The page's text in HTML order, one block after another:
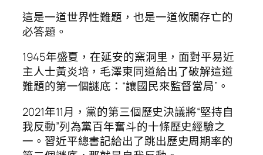
這是一道世界性難題，也是一道攸關存亡的
必答題。
1945年盛夏，在延安的窯洞里，面對平易近
主人士黃炎培，毛澤東同道給出了破解這道
難題的第一個謎底：“讓國民來監督當局”。
2021年11月，黨的第三個歷史決議將“堅持自
我反動”列為黨百年奮斗的十條歷史經驗之
一。習近平總書記給出了跳出歷史周期率的